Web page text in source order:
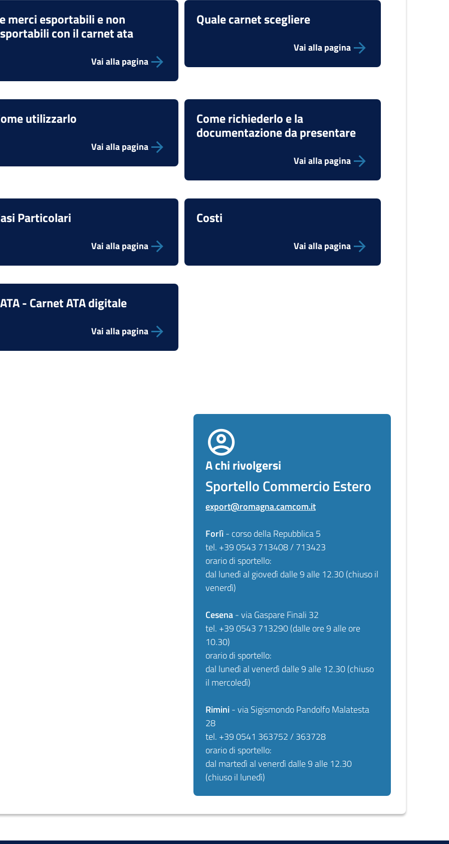
merci esportabili e non
con il carnet ata
Vai alla pagina
Quale carnet scegliere
Vai alla pagina
utilizzarlo
Vai alla pagina
Come richiederlo e la
documentazione da presentare
Vai alla pagina
Particolari
Vai alla pagina
Costi
Vai alla pagina
- Carnet ATA digitale
Vai alla pagina
A chi rivolgersi
Sportello Commercio Estero
export@romagna.camcom.it
Forlì- corso della Repubblica 5
tel. +39 0543 713408 / 713423
orario di sportello:
dal lunedì al giovedì dalle 9 alle 12.30 (chiuso il
venerdì)
Cesena- via Gaspare Finali 32
tel. +39 0543 713290 (dalle ore 9 alle ore
10.30)
orario di sportello:
dal lunedì al venerdì dalle 9 alle 12.30 (chiuso
il mercoledì)
Rimini- via Sigismondo Pandolfo Malatesta
28
tel. +39 0541 363752 / 363728
orario di sportello:
dal martedì al venerdì dalle 9 alle 12.30
(chiuso il lunedì)